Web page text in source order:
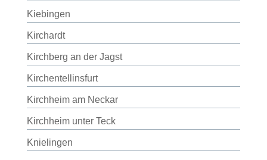
Kiebingen
Kirchardt
Kirchberg an der Jagst
Kirchentellinsfurt
Kirchheim am Neckar
Kirchheim unter Teck
Knielingen